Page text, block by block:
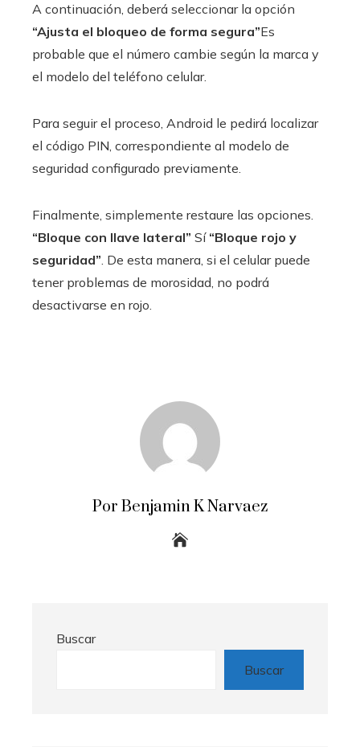
A continuación, deberá seleccionar la opción
“Ajusta el bloqueo de forma segura”Es
probable que el número cambie según la marca y
el modelo del teléfono celular.
Para seguir el proceso, Android le pedirá localizar
el código PIN, correspondiente al modelo de
seguridad configurado previamente.
Finalmente, simplemente restaure las opciones.
“Bloque con llave lateral” Sí “Bloque rojo y
seguridad”. De esta manera, si el celular puede
tener problemas de morosidad, no podrá
desactivarse en rojo.
Por Benjamin K Narvaez
Buscar
Buscar